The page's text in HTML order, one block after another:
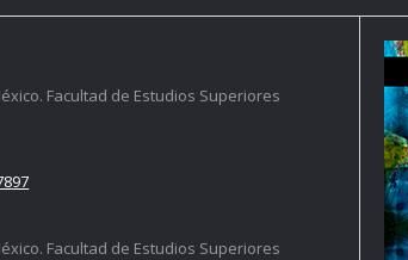
Facultad de Estudios Superiores
Facultad de Estudios Superiores